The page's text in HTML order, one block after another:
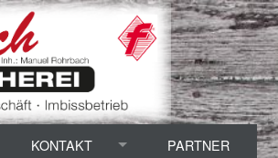
KONTAKT PARTNER